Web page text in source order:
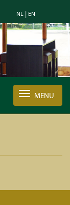
NL | EN
MENU